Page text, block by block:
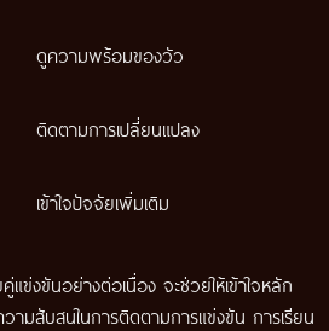
ดูความพร้อมของวัว
ติดตามการเปลี่ยนแปลง
เข้าใจปัจจัยเพิ่มเติม
ข่งขันอย่างต่อเนื่อง จะช่วยให้เข้าใจหลัก
ามสับสนในการติดตามการแข่งขัน การเรียน